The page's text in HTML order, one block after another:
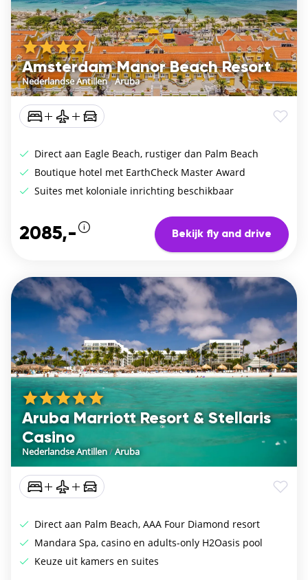
Amsterdam Manor Beach Resort
Nederlandse Antillen/Aruba
Direct aan Eagle Beach, rustiger dan Palm Beach
Boutique hotel met EarthCheck Master Award
Suites met koloniale inrichting beschikbaar
2085,- Bekijk fly and drive
Aruba Marriott Resort & Stellaris
Casino
Nederlandse Antillen/Aruba
Direct aan Palm Beach, AAA Four Diamond resort
Mandara Spa, casino en adults-only H2Oasis pool
Keuze uit kamers en suites